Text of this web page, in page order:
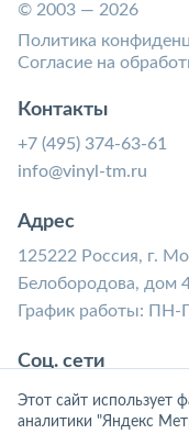
© 2003 — 2026
Политика
Согласие на
Контакты
+7 (495) 374-63-61
info@vinyl-tm.ru
Адрес
125222 Россия, г.
Белобородова, дом
График работы: ПН-
Соц. сети
Этот сайт использует
аналитики "Яндекс